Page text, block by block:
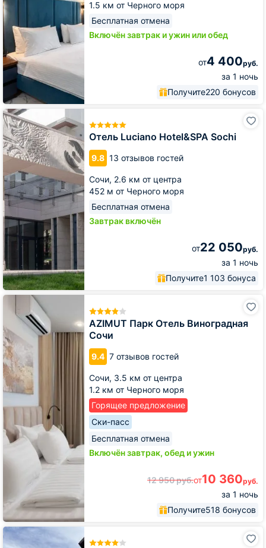
1.5 км от Черного моря
Бесплатная отмена
Включён завтрак и ужин или обед
от4 400руб.
за 1 ночь
Получите220 бонусов
Отель Luciano Hotel&SPA Sochi
9.8 13 отзывов гостей
Сочи, 2.6 км от центра
452 м от Черного моря
Бесплатная отмена
Завтрак включён
от22 050руб.
за 1 ночь
Получите1 103 бонуса
Отель
Luciano
Hotel&SPA
Sochi
AZIMUT Парк Отель Виноградная
Сочи
9.4 7 отзывов гостей
Сочи, 3.5 км от центра
1.2 км от Черного моря
Горящее предложение
Ски-пасс
Бесплатная отмена
Включён завтрак, обед и ужин
12 950руб.от10 360руб.
за 1 ночь
Получите518 бонусов
AZIMUT
Отель
Виноградная
Сочи
Отель
Сенатор